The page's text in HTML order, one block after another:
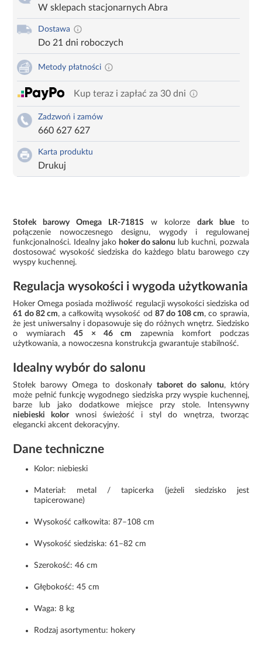
W sklepach stacjonarnych Abra
Dostawa
Do 21 dni roboczych
Metody płatności
Kup teraz i zapłać za 30 dni
Zadzwoń i zamów
660 627 627
Karta produktu
Drukuj
Stołek barowy Omega LR-7181S w kolorze dark blueto
połączenie nowoczesnego designu, wygody i regulowanej
funkcjonalności. Idealny jako hoker do salonu lub kuchni, pozwala
dostosować wysokość siedziska do każdego blatu barowego czy
wyspy kuchennej.
Regulacja wysokości i wygoda użytkowania
Hoker Omega posiada możliwość regulacji wysokości siedziska od
61 do 82 cm, a całkowitą wysokość od 87 do 108 cm, co sprawia,
że jest uniwersalny i dopasowuje się do różnych wnętrz. Siedzisko
o wymiarach45 × 46 cm
zapewnia komfort podczas
użytkowania, a nowoczesna konstrukcja gwarantuje stabilność.
Idealny wybór do salonu
Stołek barowy Omega to doskonały taboret do salonu, który
może pełnić funkcję wygodnego siedziska przy wyspie kuchennej,
barze lub jako dodatkowe miejsce przy stole. Intensywny
niebieski kolorwnosi świeżość i styl do wnętrza, tworząc
elegancki akcent dekoracyjny.
Dane techniczne
Kolor: niebieski
Materiał: metal / tapicerka (jeżeli siedzisko jest
tapicerowane)
Wysokość całkowita: 87–108 cm
Wysokość siedziska: 61–82 cm
Szerokość: 46 cm
Głębokość: 45 cm
Waga: 8 kg
Rodzaj asortymentu: hokery